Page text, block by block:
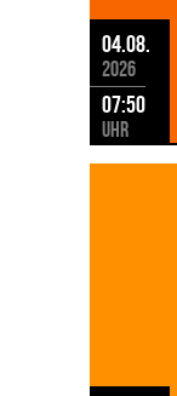
04.08.
2026
07:50
Uhr